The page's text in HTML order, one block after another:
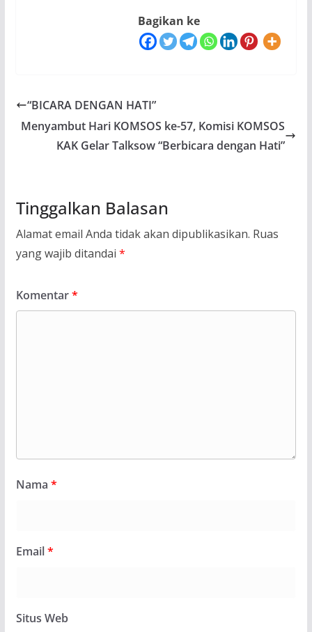
Bagikan ke
“BICARA DENGAN HATI”
Menyambut Hari KOMSOS ke-57, Komisi KOMSOS
KAK Gelar Talksow “Berbicara dengan Hati”
Tinggalkan Balasan
Alamat email Anda tidak akan dipublikasikan. Ruas
yang wajib ditandai *
Komentar*
Nama *
Email*
Situs Web